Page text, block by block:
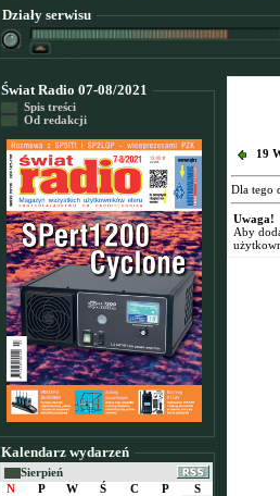
Działy serwisu
Świat Radio 07-08/2021
Spis treści
Od redakcji
Kalendarz wydarzeń
Sierpień
N
P W Ś C P S
19
Dla tego
Uwaga!
Aby